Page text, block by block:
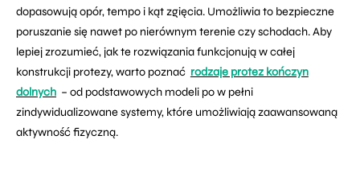
dopasowują opór, tempo i kąt zgięcia. Umożliwia to bezpieczne
poruszanie się nawet po nierównym terenie czy schodach. Aby
lepiej zrozumieć, jak te rozwiązania funkcjonują w całej
konstrukcji protezy, warto poznać rodzaje protez kończyn
dolnych – od podstawowych modeli po w pełni
zindywidualizowane systemy, które umożliwiają zaawansowaną
aktywność fizyczną.